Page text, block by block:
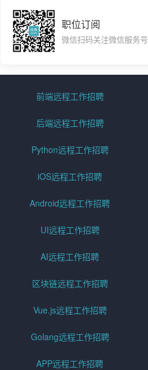
职位订阅
微信扫码关注微信服务号
前端远程工作招聘
后端远程工作招聘
Python远程工作招聘
iOS远程工作招聘
Android远程工作招聘
UI远程工作招聘
AI远程工作招聘
区块链远程工作招聘
Vue.js远程工作招聘
Golang远程工作招聘
APP远程工作招聘